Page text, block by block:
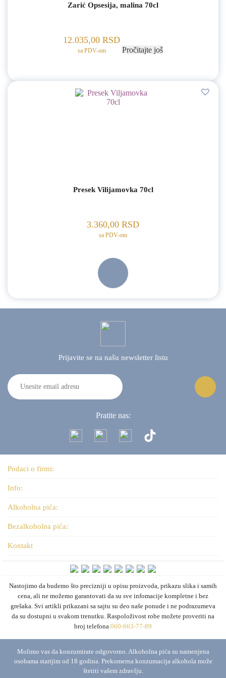
Zarić Opsesija, malina 70cl
12.035,00 RSD
sa PDV-om Pročitajte još
Presek Vilijamovka 70cl
3.360,00 RSD
sa PDV-om
Prijavite se na našu newsletter listu
Pratite nas:
Podaci o firmi:
Info:
Alkoholna pića:
Bezalkoholna pića:
Kontakt
Nastojimo da budemo što precizniji u opisu proizvoda, prikazu slika i samih
cena, ali ne možemo garantovati da su sve infomacije kompletne i bez
grešaka. Svi artikli prikazani sa sajtu su deo naše ponude i ne podrazumeva
da su dostupni u svakom trenutku. Raspoloživost robe možete proveriti na
broj telefona 060-663-77-89
Molimo vas da konzumirate odgovorno. Alkoholna pića su namenjena
osobama starijim od 18 godina. Prekomerna konzumacija alkohola može
štetiti vašem zdravlju.